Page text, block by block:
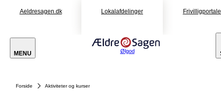
Aeldresagen.dk Lokalafdelinger
MENU Ølgod
Forside Aktiviteter og kurser